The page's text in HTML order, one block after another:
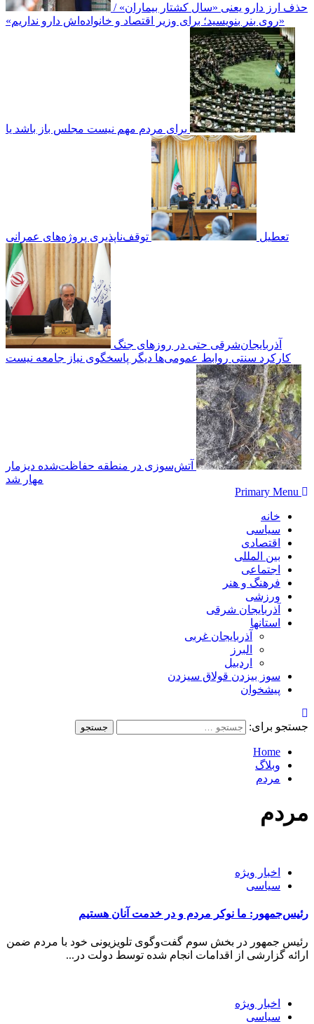
حذف ارز دارو یعنی «سال کشتار بیماران» /
«روی بنر بنویسید؛ برای وزیر اقتصاد و خانواده‌اش دارو نداریم»
برای مردم مهم نیست مجلس باز باشد یا
تعطیل توقف‌ناپذیری پروژه‌های عمرانی
آذربایجان‌شرقی حتی در روزهای جنگ
کارکرد سنتی روابط عمومی‌ها دیگر پاسخگوی نیاز جامعه نیست
آتش‌سوزی در منطقه حفاظت‌شده دیزمار
مهار شد
Primary Menu
خانه
سیاسی
اقتصادی
بین المللی
اجتماعی
فرهنگ و هنر
ورزشی
آذربایجان شرقی
استانها
آذربایجان غربی
البرز
اردبیل
سوز بیزدن قولاق سیزدن
پیشخوان
جستجو برای:
Home
وبلاگ
مردم
مردم
اخبار ویژه
سیاسی
رئیس‌جمهور: ما نوکر مردم و در خدمت آنان هستیم
رئیس جمهور در بخش سوم گفت‌وگوی تلویزیونی خود با مردم ضمن
ارائه گزارشی از اقدامات انجام شده توسط دولت در...
اخبار ویژه
سیاسی